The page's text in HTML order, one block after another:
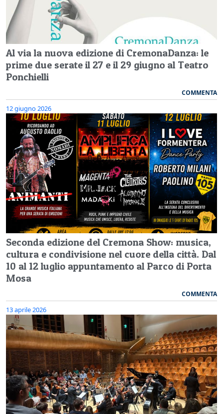
Al via la nuova edizione di CremonaDanza: le
prime due serate il 27 e il 29 giugno al Teatro
Ponchielli
COMMENTA
12 giugno 2026
Seconda edizione del Cremona Show: musica,
cultura e condivisione nel cuore della città. Dal
10 al 12 luglio appuntamento al Parco di Porta
Mosa
COMMENTA
13 aprile 2026